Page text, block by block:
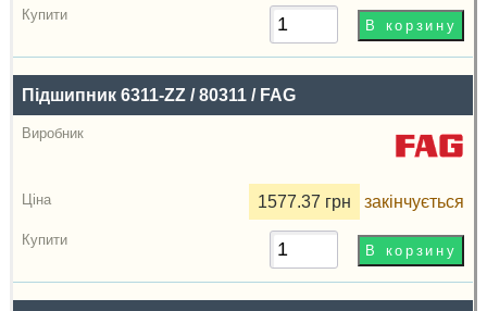
Підшипник 6311-ZZ / 80311 / FAG
1577.37 грн закінчується